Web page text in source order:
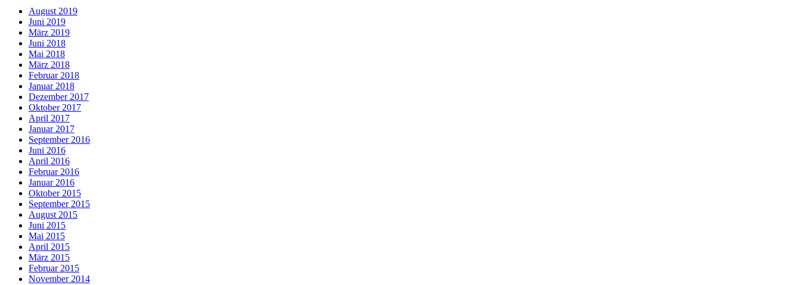
August 2019
Juni 2019
März 2019
Juni 2018
Mai 2018
März 2018
Februar 2018
Januar 2018
Dezember 2017
Oktober 2017
April 2017
Januar 2017
September 2016
Juni 2016
April 2016
Februar 2016
Januar 2016
Oktober 2015
September 2015
August 2015
Juni 2015
Mai 2015
April 2015
März 2015
Februar 2015
November 2014